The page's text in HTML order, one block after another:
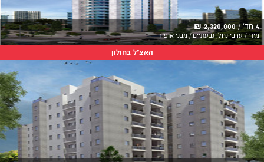
4 חד' / 2,320,000 ₪
מידי / ערבי נחל, גבעתיים / מבני אופיר
האצ"ל בחולון